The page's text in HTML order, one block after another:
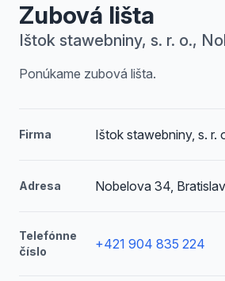
Zubová lišta
Ištok stawebniny, s. r. o.,
Ponúkame zubová lišta.
Firma Ištok stawebniny, s. r.
Adresa Nobelova 34,
Telefónne
číslo
+421 904 835 224